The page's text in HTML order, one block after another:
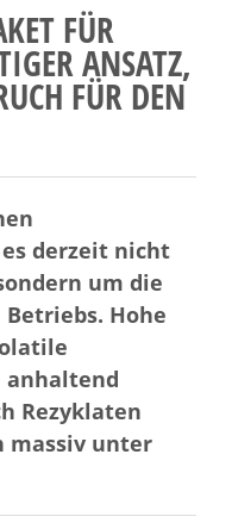
FÜR K
ANSATZ, A
FÜR DEN M
derzeit nicht
um die
Hohe
anhaltend
Rezyklaten
massiv unter